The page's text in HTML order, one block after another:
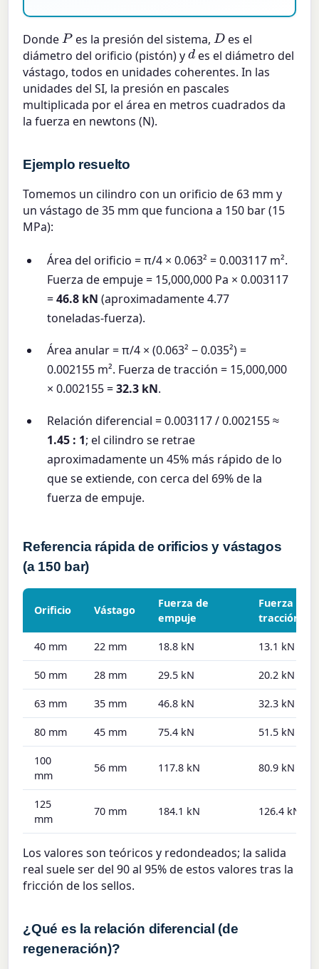
DondePes la presión del sistema, Des el
diámetro del orificio (pistón) ydes el diámetro del
vástago, todos en unidades coherentes. In las
unidades del SI, la presión en pascales
multiplicada por el área en metros cuadrados da
la fuerza en newtons (N).
Ejemplo resuelto
Tomemos un cilindro con un orificio de 63 mm y
un vástago de 35 mm que funciona a 150 bar (15
MPa):
Área del orificio = π/4 × 0.063² = 0.003117 m².
Fuerza de empuje = 15,000,000 Pa × 0.003117
=46.8 kN (aproximadamente 4.77
toneladas-fuerza).
Área anular = π/4 × (0.063² − 0.035²) =
0.002155 m². Fuerza de tracción = 15,000,000
× 0.002155 =32.3 kN.
Relación diferencial = 0.003117 / 0.002155 ≈
1.45 : 1; el cilindro se retrae
aproximadamente un 45% más rápido de lo
que se extiende, con cerca del 69% de la
fuerza de empuje.
Referencia rápida de orificios y vástagos
(a 150 bar)
Orificio Vástago
Fuerza de
empuje
Fuerza de
tracción
40 mm 22 mm 18.8 kN 13.1 kN
50 mm 28 mm 29.5 kN 20.2 kN
63 mm 35 mm 46.8 kN 32.3 kN
80 mm 45 mm 75.4 kN 51.5 kN
100
mm
56 mm 117.8 kN 80.9 kN
125
mm
70 mm 184.1 kN 126.4 kN
Los valores son teóricos y redondeados; la salida
real suele ser del 90 al 95% de estos valores tras la
fricción de los sellos.
¿Qué es la relación diferencial (de
regeneración)?